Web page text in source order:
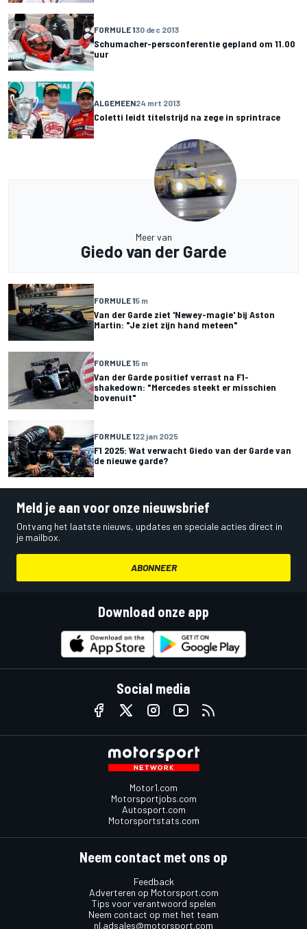
FORMULE 130 dec 2013
Schumacher-persconferentie gepland om 11.00
uur
ALGEMEEN24 mrt 2013
Coletti leidt titelstrijd na zege in sprintrace
Meer van
Giedo van der Garde
FORMULE 15 m
Van der Garde ziet 'Newey-magie' bij Aston
Martin: "Je ziet zijn hand meteen"
FORMULE 15 m
Van der Garde positief verrast na F1-
shakedown: "Mercedes steekt er misschien
bovenuit"
FORMULE 122 jan 2025
F1 2025: Wat verwacht Giedo van der Garde van
de nieuwe garde?
Meld je aan voor onze nieuwsbrief
Ontvang het laatste nieuws, updates en speciale acties direct in
je mailbox.
ABONNEER
Download onze app
Social media
Motor1.com
Motorsportjobs.com
Autosport.com
Motorsportstats.com
Neem contact met ons op
Feedback
Adverteren op Motorsport.com
Tips voor verantwoord spelen
Neem contact op met het team
nl.adsales@motorsport.com